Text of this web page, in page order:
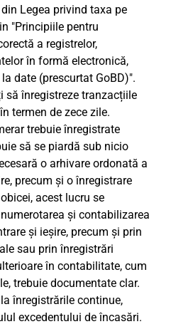
Legea privind taxa pe
"Principiile pentru
a registrelor,
în formă electronică,
date (prescurtat GoBD)".
să înregistreze tranzacțiile
termen de zece zile.
trebuie înregistrate
să se piardă sub nicio
o arhivare ordonată a
precum și o înregistrare
acest lucru se
și contabilizarea
și ieșire, precum și prin
sau prin înregistrări
în contabilitate, cum
trebuie documentate clar.
înregistrările continue,
excedentului de încasări.